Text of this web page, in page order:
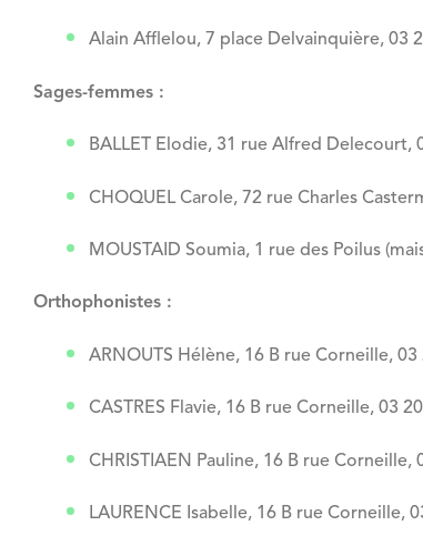
Alain Afflelou, 7 place Delvainquière, 03
Sages-femmes :
BALLET Elodie, 31 rue Alfred Delecourt,
CHOQUEL Carole, 72 rue Charles
MOUSTAID Soumia, 1 rue des Poilus
Orthophonistes :
ARNOUTS Hélène, 16 B rue Corneille,
CASTRES Flavie, 16 B rue Corneille, 03
CHRISTIAEN Pauline, 16 B rue
LAURENCE Isabelle, 16 B rue Corneille,